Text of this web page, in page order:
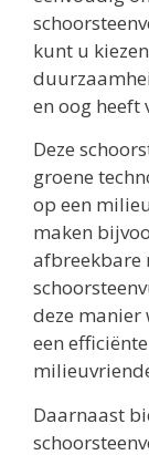
kunt u
en oog heeft
Deze
groene
op een
maken
afbreekbare
deze manier
een
Daarnaast